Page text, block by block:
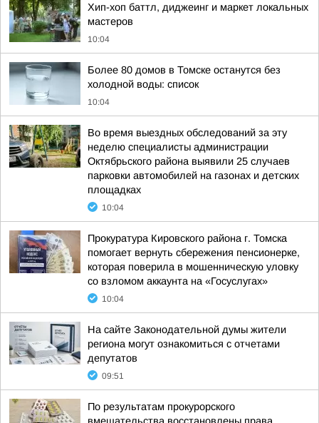
Хип-хоп баттл, диджеинг и маркет локальных
мастеров
10:04
Более 80 домов в Томске останутся без
холодной воды: список
10:04
Во время выездных обследований за эту
неделю специалисты администрации
Октябрьского района выявили 25 случаев
парковки автомобилей на газонах и детских
площадках
10:04
Прокуратура Кировского района г. Томска
помогает вернуть сбережения пенсионерке,
которая поверила в мошенническую уловку
со взломом аккаунта на «Госуслугах»
10:04
На сайте Законодательной думы жители
региона могут ознакомиться с отчетами
депутатов
09:51
По результатам прокурорского